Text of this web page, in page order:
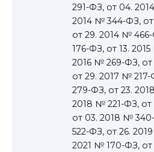
291-ФЗ, от 04.
2014 № 344-ФЗ,
от 29. 2014 №
176-ФЗ, от 13.
2016 № 269-ФЗ,
от 29. 2017 №
279-ФЗ, от 23.
2018 № 221-ФЗ,
от 03. 2018 №
522-ФЗ, от 26.
2021 № 170-ФЗ, от